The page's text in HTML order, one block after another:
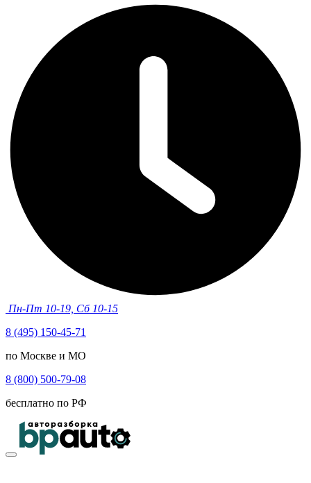
Пн-Пт 10-19, Сб 10-15
8 (495) 150-45-71
по Москве и МО
8 (800) 500-79-08
бесплатно по РФ